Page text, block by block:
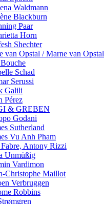
Waldmann
Blackburn
Paar
Horn
Shechter
van Opstal / Marne van Opstal
Schad
Serussi
Galili
Pérez
& GREBEN
Godani
Sutherland
Vu Anh Pham
Fabre, Antony Rizzi
Unmüßig
Vardimon
Christophe Maillot
Verbruggen
Robbins